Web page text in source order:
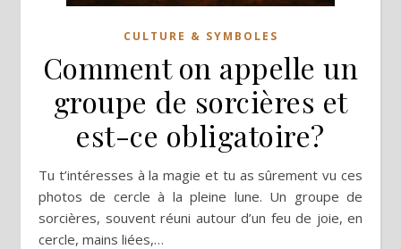
CULTURE & SYMBOLES
Comment on appelle un
groupe de sorcières et
est-ce obligatoire?
Tu t’intéresses à la magie et tu as sûrement vu ces
photos de cercle à la pleine lune. Un groupe de
sorcières, souvent réuni autour d’un feu de joie, en
cercle, mains liées,…